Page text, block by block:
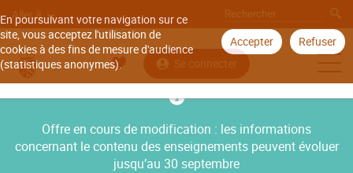
En poursuivant votre navigation sur ce
site, vous acceptez l'utilisation de
cookies à des fins de mesure d'audience
(statistiques anonymes).
Accepter Refuser
Aller à
Se connecter
Offre en cours de modification : les informations
concernant le contenu des enseignements peuvent évoluer
jusqu’au 30 septembre